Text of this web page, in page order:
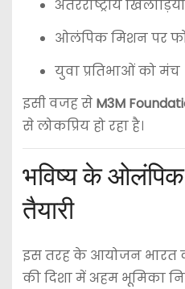
अंतरराष्ट्रीय
ओलंपिक मिशन पर
युवा प्रतिभाओं को मंच
इसी वजह से M3M
से लोकप्रिय हो रहा है।
भविष्य के ओलंपिक
तैयारी
इस तरह के आयोजन भारत
की दिशा में अहम भूमिका